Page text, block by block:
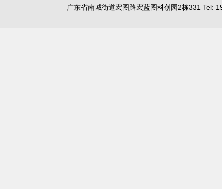
广东省南城街道宏图路宏蓝图科创园2栋331 Tel: